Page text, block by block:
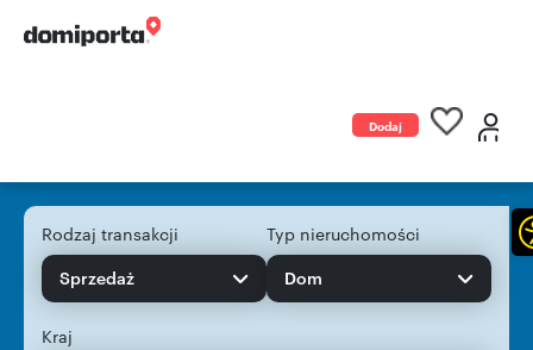
Dodaj
Rodzaj transakcji
Sprzedaż
Typ nieruchomości
Dom
Kraj